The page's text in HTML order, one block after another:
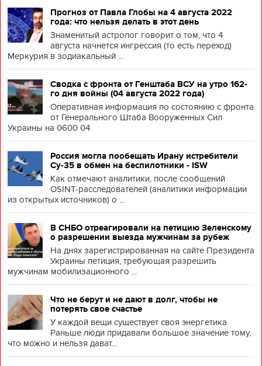
Прогноз от Павла Глобы на 4 августа 2022
года: что нельзя делать в этот день
Знаменитый астролог говорит о том, что 4
августа начнется ингрессия (то есть переход)
Меркурия в зодиакальный ...
Сводка с фронта от Генштаба ВСУ на утро 162-
го дня войны (04 августа 2022 года)
Оперативная информация по состоянию с фронта
от Генерального Штаба Вооруженных Сил
Украины на 0600 04
Россия могла пообещать Ирану истребители
Су-35 в обмен на беспилотники - ISW
Как отмечают аналитики, после сообщений
OSINT-расследователей (аналитики информации
из открытых источников) о ...
В СНБО отреагировали на петицию Зеленскому
о разрешении выезда мужчинам за рубеж
На днях зарегистрированная на сайте Президента
Украины петиция, требующая разрешить
мужчинам мобилизационного ...
Что не берут и не дают в долг, чтобы не
потерять свое счастье
У каждой вещи существует своя энергетика
Раньше люди придавали большое значение тому,
что можно и нельзя дават...